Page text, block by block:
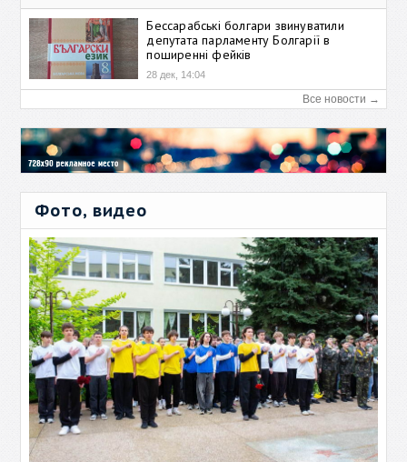
Бессарабські болгари звинуватили
депутата парламенту Болгарії в
поширенні фейків
28 дек, 14:04
Все новости →
Фото, видео